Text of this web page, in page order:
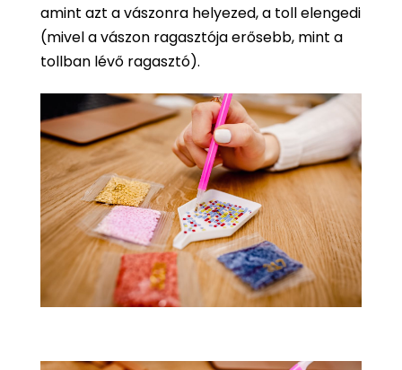
amint azt a vászonra helyezed, a toll elengedi
(mivel a vászon ragasztója erősebb, mint a
tollban lévő ragasztó).